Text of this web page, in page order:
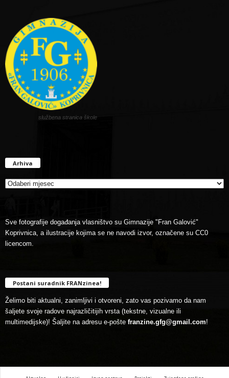
službena stranica škole
Arhiva
Sve fotografije događanja vlasništvo su Gimnazije "Fran Galović"
Koprivnica, a ilustracije kojima se ne navodi izvor, označene su CC0
licencom.
Postani suradnik FRANzinea!
Želimo biti aktualni, zanimljivi i otvoreni, zato vas pozivamo da nam
šaljete svoje radove najrazličitijih vrsta (tekstne, vizualne ili
multimedijske)! Šaljite na adresu e-pošte franzine.gfg@gmail.com!